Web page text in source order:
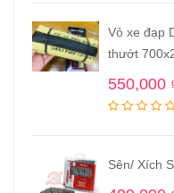
Vỏ xe đạp
thướt
550,000
Sên/ Xích